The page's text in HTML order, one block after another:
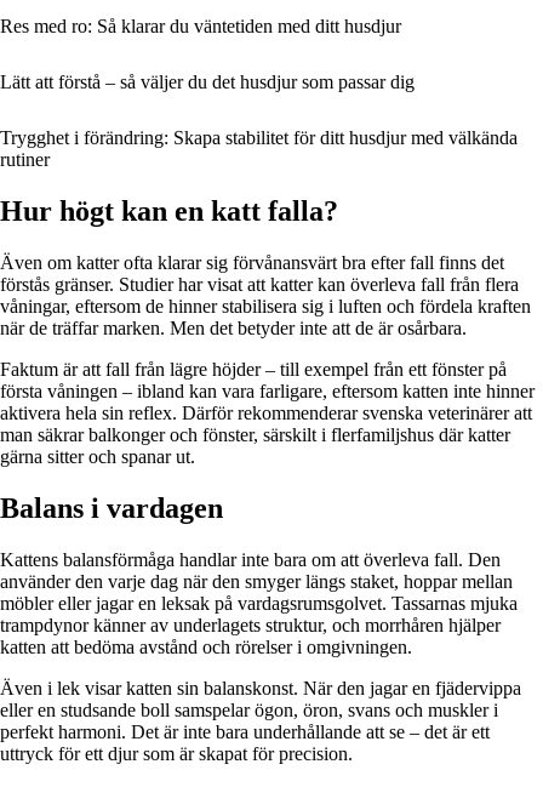
Res med ro: Så klarar du väntetiden med ditt husdjur
Lätt att förstå – så väljer du det husdjur som passar dig
Trygghet i förändring: Skapa stabilitet för ditt husdjur med välkända
rutiner
Hur högt kan en katt falla?
Även om katter ofta klarar sig förvånansvärt bra efter fall finns det
förstås gränser. Studier har visat att katter kan överleva fall från flera
våningar, eftersom de hinner stabilisera sig i luften och fördela kraften
när de träffar marken. Men det betyder inte att de är osårbara.
Faktum är att fall från lägre höjder – till exempel från ett fönster på
första våningen – ibland kan vara farligare, eftersom katten inte hinner
aktivera hela sin reflex. Därför rekommenderar svenska veterinärer att
man säkrar balkonger och fönster, särskilt i flerfamiljshus där katter
gärna sitter och spanar ut.
Balans i vardagen
Kattens balansförmåga handlar inte bara om att överleva fall. Den
använder den varje dag när den smyger längs staket, hoppar mellan
möbler eller jagar en leksak på vardagsrumsgolvet. Tassarnas mjuka
trampdynor känner av underlagets struktur, och morrhåren hjälper
katten att bedöma avstånd och rörelser i omgivningen.
Även i lek visar katten sin balanskonst. När den jagar en fjädervippa
eller en studsande boll samspelar ögon, öron, svans och muskler i
perfekt harmoni. Det är inte bara underhållande att se – det är ett
uttryck för ett djur som är skapat för precision.